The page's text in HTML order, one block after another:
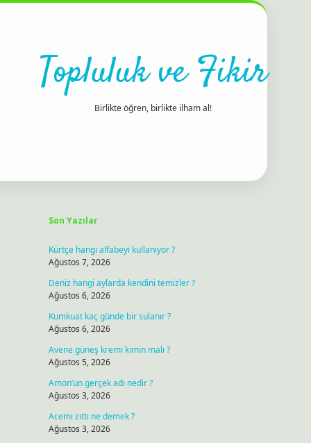
Topluluk ve Fikir
Birlikte öğren, birlikte ilham al!
Son Yazılar
Kürtçe hangi alfabeyi kullanıyor ?
Ağustos 7, 2026
Deniz hangi aylarda kendini temizler ?
Ağustos 6, 2026
Kumkuat kaç günde bir sulanır ?
Ağustos 6, 2026
Avene güneş kremi kimin malı ?
Ağustos 5, 2026
Amon’un gerçek adı nedir ?
Ağustos 3, 2026
Acemi zıttı ne demek ?
Ağustos 3, 2026